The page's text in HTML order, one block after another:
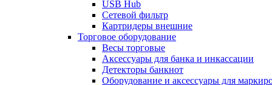
USB Hub
Сетевой фильтр
Картридеры внешние
Торговое оборудование
Весы торговые
Аксессуары для банка и инкассации
Детекторы банкнот
Оборудование и аксессуары для